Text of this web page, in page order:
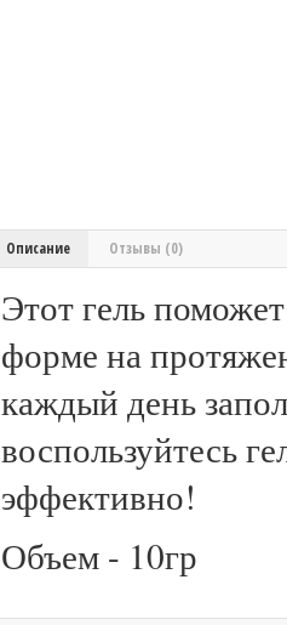
Описание Отзывы (0)
Этот гель
форме на
каждый день
воспользуйтесь
эффективно!
Объем - 10гр